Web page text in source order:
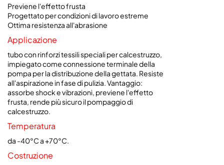
Previene l'effetto frusta
Progettato per condizioni di lavoro estreme
Ottima resistenza all'abrasione
Applicazione
tubo con rinforzi tessili speciali per calcestruzzo,
impiegato come connessione terminale della
pompa per la distribuzione della gettata. Resiste
all'aspirazione in fase di pulizia. Vantaggio:
assorbe shock e vibrazioni, previene l'effetto
frusta, rende più sicuro il pompaggio di
calcestruzzo.
Temperatura
da -40°C a +70°C.
Costruzione